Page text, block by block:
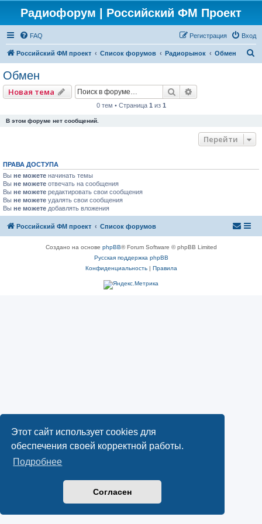
Этот сайт использует cookies для
обеспечения своей корректной работы.
Подробнее
Согласен
Радиофорум | Российский ФМ Проект
FAQ Вход
Регистрация
Российский ФМ проект Список форумов Радиорынок Обмен
Обмен
Новая тема Поиск
0 тем • Страница 1 из 1
В этом форуме нет сообщений.
Перейти
ПРАВА ДОСТУПА
Вы не можете начинать темы
Вы не можете отвечать на сообщения
Вы не можете редактировать свои сообщения
Вы не можете удалять свои сообщения
Вы не можете добавлять вложения
Российский ФМ проект Список форумов
Создано на основе phpBB® Forum Software © phpBB Limited
Русская поддержка phpBB
Конфиденциальность| Правила